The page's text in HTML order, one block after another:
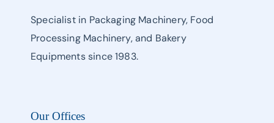
Specialist in Packaging Machinery, Food
Processing Machinery, and Bakery
Equipments since 1983.
Our Offices